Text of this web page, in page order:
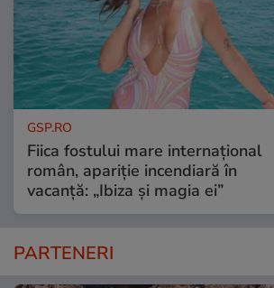
GSP.RO
Fiica fostului mare internațional
român, apariție incendiară în
vacanță: „Ibiza și magia ei”
PARTENERI